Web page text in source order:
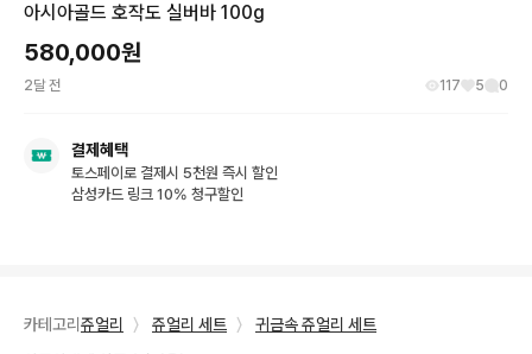
아시아골드 호작도 실버바 100g
580,000원
2달 전 117 5 0
결제혜택
토스페이로 결제시 5천원 즉시 할인
삼성카드 링크 10% 청구할인
카테고리 쥬얼리 〉 쥬얼리 세트 〉
귀금속 쥬얼리 세트